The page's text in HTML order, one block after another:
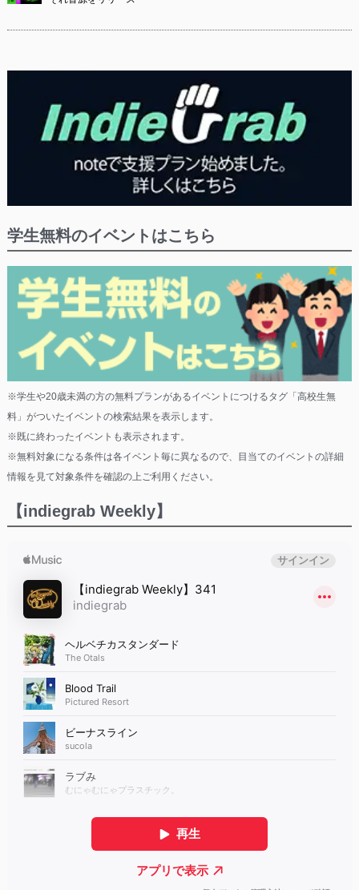
学生無料のイベントはこちら
※学生や20歳未満の方の無料プランがあるイベントにつけるタグ「高校生無
料」がついたイベントの検索結果を表示します。
※既に終わったイベントも表示されます。
※無料対象になる条件は各イベント毎に異なるので、目当てのイベントの詳細
情報を見て対象条件を確認の上ご利用ください。
【indiegrab Weekly】